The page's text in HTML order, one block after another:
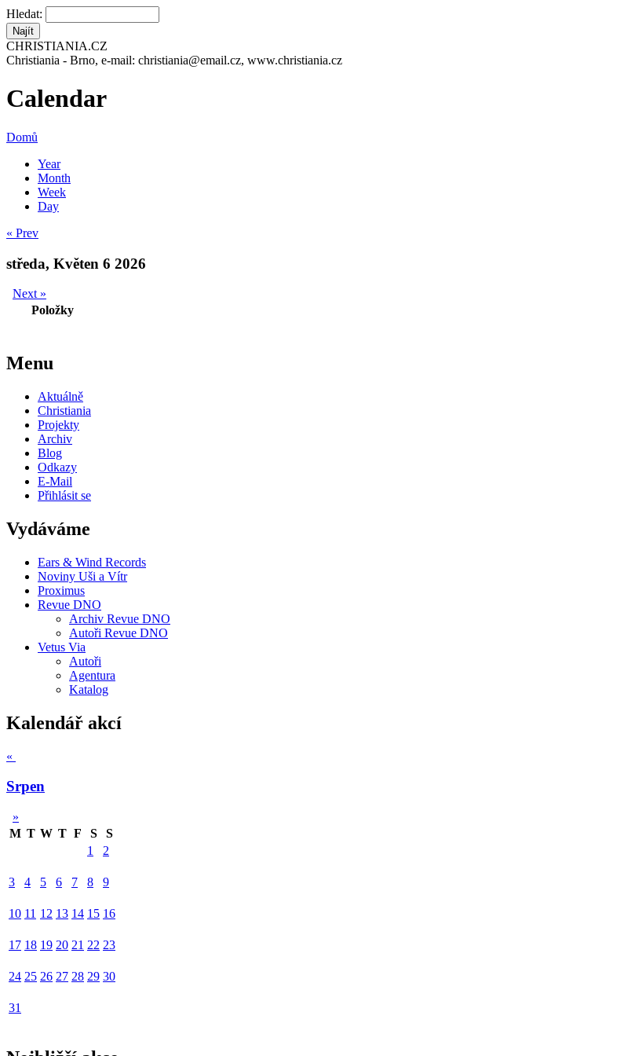
Hledat:
CHRISTIANIA.CZ
Christiania - Brno, e-mail: christiania@email.cz, www.christiania.cz
Calendar
Domů
Year
Month
Week
Day
« Prev
středa, Květen 6 2026
Next »
Položky
Menu
Aktuálně
Christiania
Projekty
Archiv
Blog
Odkazy
E-Mail
Přihlásit se
Vydáváme
Ears & Wind Records
Noviny Uši a Vítr
Proximus
Revue DNO
Archiv Revue DNO
Autoři Revue DNO
Vetus Via
Autoři
Agentura
Katalog
Kalendář akcí
«
Srpen
»
M T W T F S
S
1
2
3 4 5 6 7 8 9
10 11 12 13 14 15 16
17 18 19 20 21 22 23
24 25 26 27 28 29 30
31